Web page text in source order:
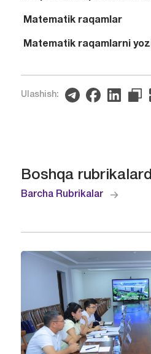
Matematik raqamlar
Matematik raqamlarni
Ulashish:
Boshqa
Barcha Rubrikalar